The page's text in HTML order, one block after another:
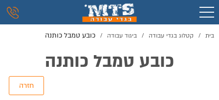
בית / קטלוג בגדי עבודה / ביגוד עבודה / כובע טמבל כותנה
כובע טמבל כותנה